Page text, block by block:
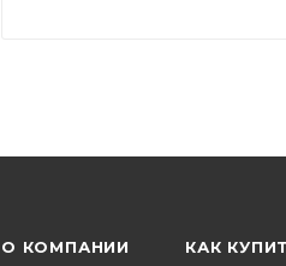
О КОМПАНИИ КАК